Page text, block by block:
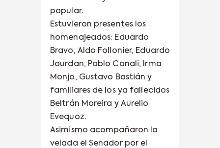
popular.
Estuvieron presentes los
homenajeados: Eduardo
Bravo, Aldo Follonier, Eduardo
Jourdan, Pablo Canali, Irma
Monjo, Gustavo Bastián y
familiares de los ya fallecidos
Beltrán Moreira y Aurelio
Evequoz.
Asimismo acompañaron la
velada el Senador por el